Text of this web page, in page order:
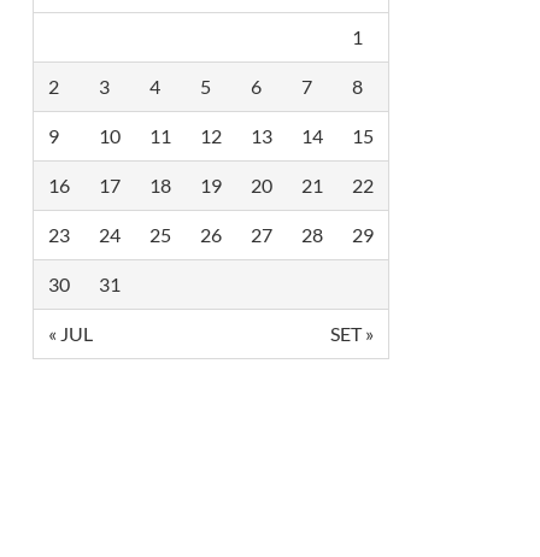
1
2 3 4 5 6 7 8
9 10 11 12 13 14 15
16 17 18 19 20 21 22
23 24 25 26 27 28 29
30 31
« JUL SET »